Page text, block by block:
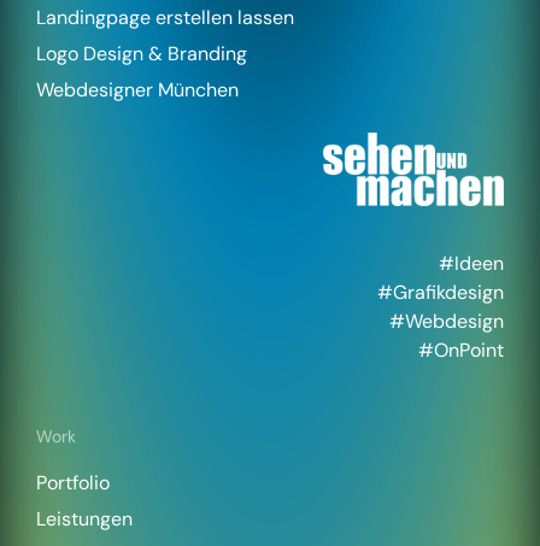
Landingpage erstellen lassen
Logo Design & Branding
Webdesigner München
#Ideen
#Grafikdesign
#Webdesign
#OnPoint
Work
Portfolio
Leistungen